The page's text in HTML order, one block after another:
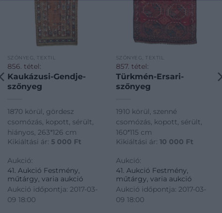
SZŐNYEG, TEXTIL
856. tétel:
Kaukázusi-Gendje-
szőnyeg
1870 körül, gördesz
csomózás, kopott, sérült,
hiányos, 263*126 cm
Kikiáltási ár: 5 000 Ft
Aukció:
41. Aukció Festmény,
műtárgy, varia aukció
Aukció időpontja: 2017-03-
09 18:00
SZŐNYEG, TEXTIL
857. tétel:
Türkmén-Ersari-
szőnyeg
1910 körül, szenné
csomózás, kopott, sérült,
160*115 cm
Kikiáltási ár: 10 000 Ft
Aukció:
41. Aukció Festmény,
műtárgy, varia aukció
Aukció időpontja: 2017-03-
09 18:00